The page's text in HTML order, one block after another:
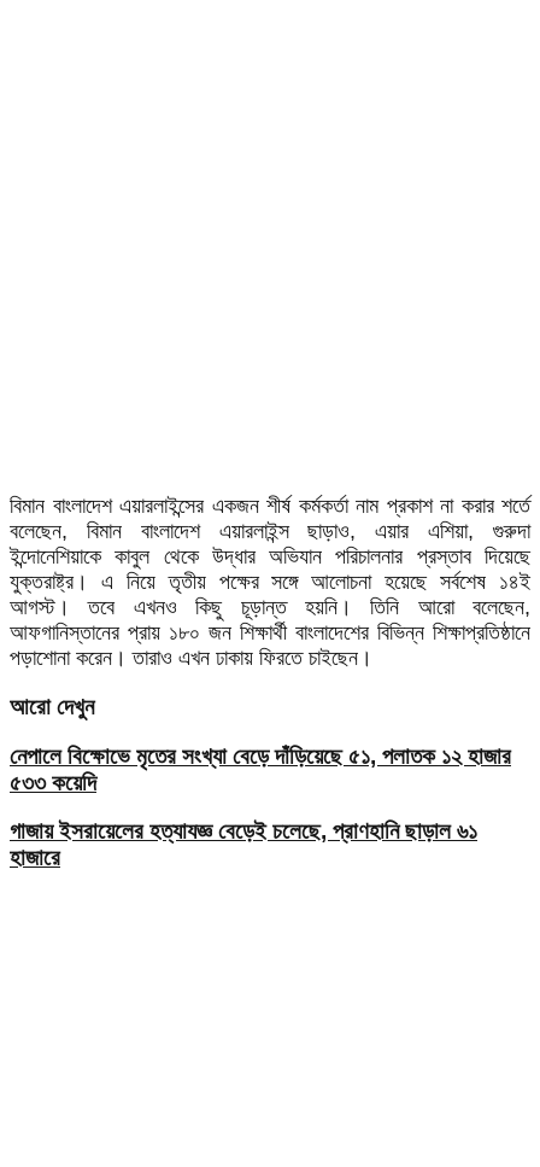
বিমান বাংলাদেশ এয়ারলাইন্সের একজন শীর্ষ কর্মকর্তা নাম প্রকাশ না করার শর্তে
বলেছেন, বিমান বাংলাদেশ এয়ারলাইন্স ছাড়াও, এয়ার এশিয়া, গুরুদা
ইন্দোনেশিয়াকে কাবুল থেকে উদ্ধার অভিযান পরিচালনার প্রস্তাব দিয়েছে
যুক্তরাষ্ট্র। এ নিয়ে তৃতীয় পক্ষের সঙ্গে আলোচনা হয়েছে সর্বশেষ ১৪ই
আগস্ট। তবে এখনও কিছু চূড়ান্ত হয়নি। তিনি আরো বলেছেন,
আফগানিস্তানের প্রায় ১৮০ জন শিক্ষার্থী বাংলাদেশের বিভিন্ন শিক্ষাপ্রতিষ্ঠানে
পড়াশোনা করেন। তারাও এখন ঢাকায় ফিরতে চাইছেন।
আরো দেখুন
নেপালে বিক্ষোভে মৃতের সংখ্যা বেড়ে দাঁড়িয়েছে ৫১, পলাতক ১২ হাজার
৫৩৩ কয়েদি
গাজায় ইসরায়েলের হত্যাযজ্ঞ বেড়েই চলেছে, প্রাণহানি ছাড়াল ৬১
হাজারে